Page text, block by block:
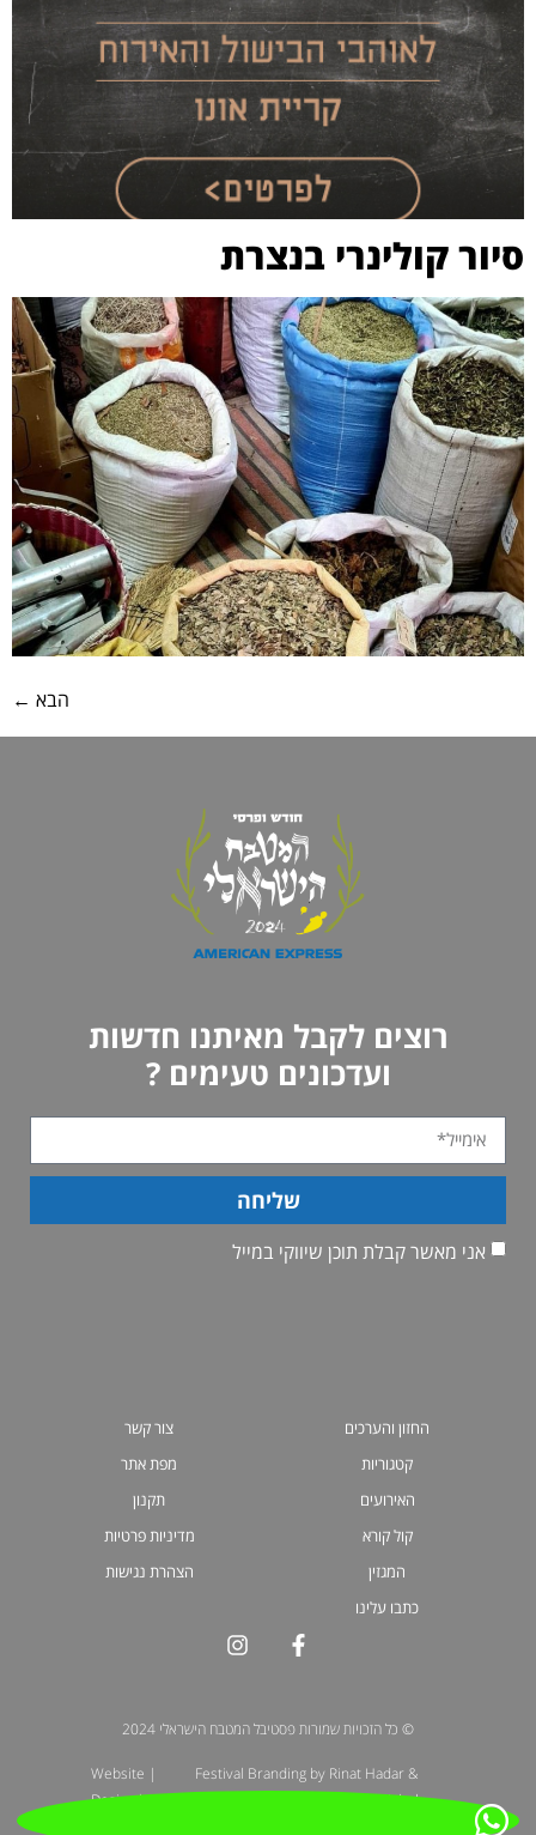
סיור קולינרי בנצרת
הבא ←
רוצים לקבל מאיתנו חדשות
ועדכונים טעימים ?
אני מאשר קבלת תוכן שיווקי במייל
שליחה
החזון והערכים
קטגוריות
האירועים
קול קורא
המגזין
כתבו עלינו
צור קשר
מפת אתר
תקנון
מדיניות פרטיות
הצהרת נגישות
© כל הזכויות שמורות פסטיבל המטבח הישראלי 2024
Festival Branding by Rinat Hadar &
Galit Gadot | Illustration by Michel
| Website
Design by: Liora